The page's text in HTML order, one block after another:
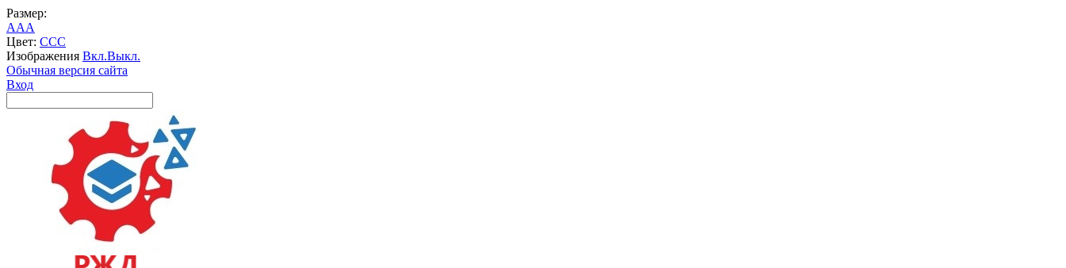
Размер:
AAA
Цвет: CCC
Изображения Вкл.Выкл.
Обычная версия сайта
Вход